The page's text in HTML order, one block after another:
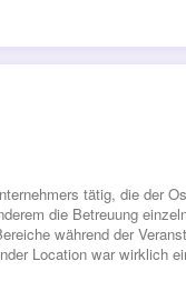
tätig, die der
die Betreuung
während der
Location war wirklich